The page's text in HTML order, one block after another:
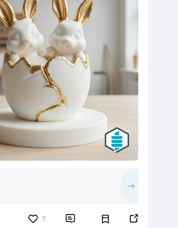
7  